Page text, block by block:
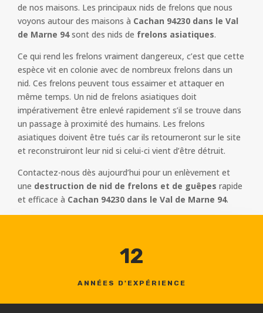
de nos maisons. Les principaux nids de frelons que nous
voyons autour des maisons à Cachan 94230 dans le Val
de Marne 94sont des nids de frelons asiatiques.
Ce qui rend les frelons vraiment dangereux, c’est que cette
espèce vit en colonie avec de nombreux frelons dans un
nid. Ces frelons peuvent tous essaimer et attaquer en
même temps. Un nid de frelons asiatiques doit
impérativement être enlevé rapidement s’il se trouve dans
un passage à proximité des humains. Les frelons
asiatiques doivent être tués car ils retourneront sur le site
et reconstruiront leur nid si celui-ci vient d’être détruit.
Contactez-nous dès aujourd’hui pour un enlèvement et
une destruction de nid de frelons et de guêpes rapide
et efficace à Cachan 94230 dans le Val de Marne 94.
12
ANNÉES D'EXPÉRIENCE